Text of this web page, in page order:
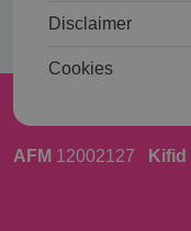
Disclaimer
Cookies
AFM 12002127 Kifid